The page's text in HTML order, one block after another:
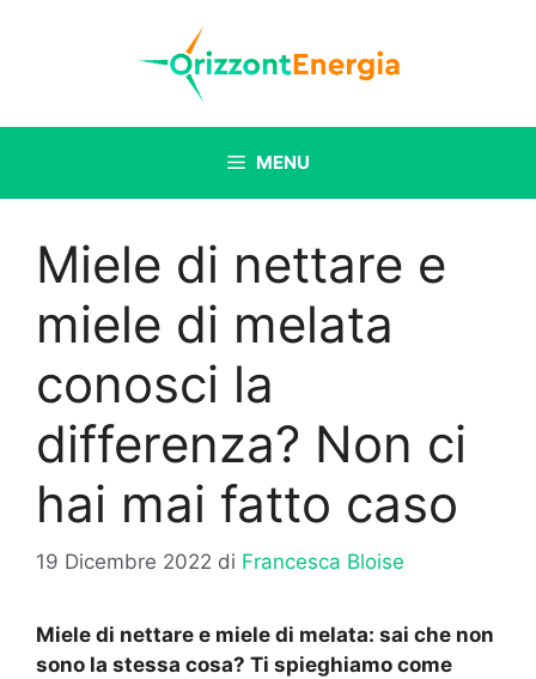
MENU
Miele di nettare e
miele di melata
conosci la
differenza? Non ci
hai mai fatto caso
19 Dicembre 2022 di Francesca Bloise
Miele di nettare e miele di melata: sai che non
sono la stessa cosa? Ti spieghiamo come